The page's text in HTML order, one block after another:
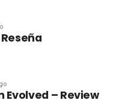
Reseña
Evolved – Review